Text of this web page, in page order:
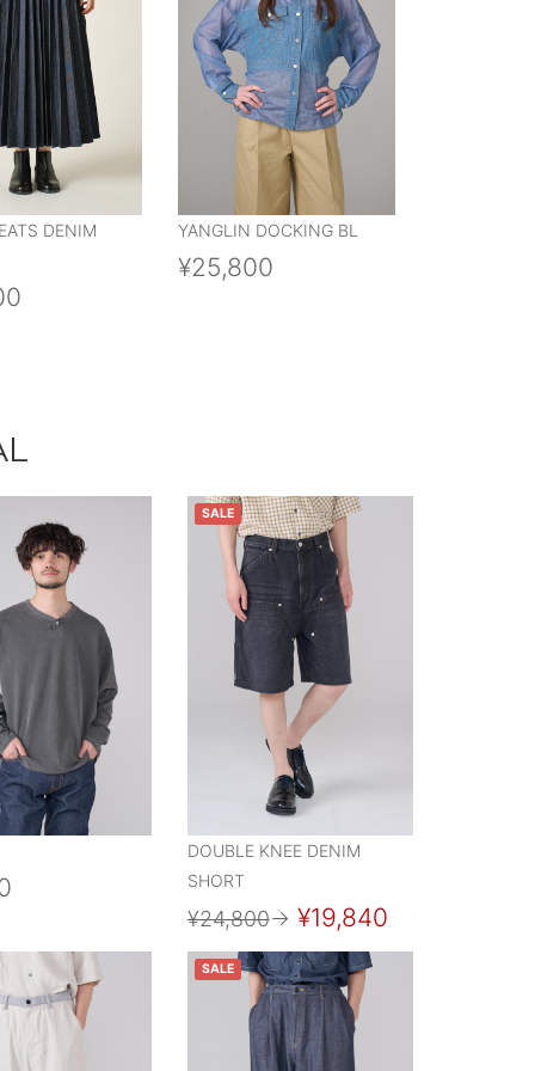
DENIM YANGLIN DOCKING BL
¥25,800
SALE
DOUBLE KNEE DENIM
SHORT
¥24,800→ ¥19,840
SALE